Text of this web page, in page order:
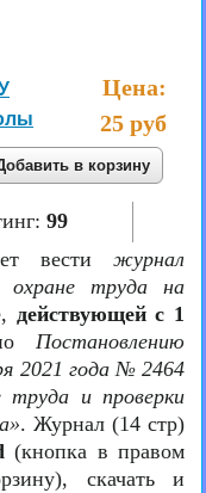
Цена:
25 руб
99
вести журнал
охране труда на
действующей с 1
Постановлению
2021 года № 2464
труда и проверки
. Журнал (14 стр)
(кнопка в правом
скачать и